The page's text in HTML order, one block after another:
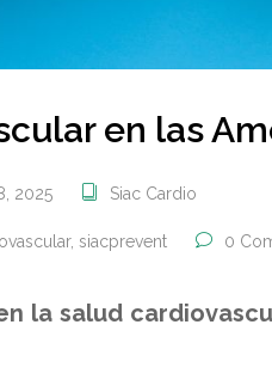
en las
2025 Siac Cardio
, siacprevent 0
la salud